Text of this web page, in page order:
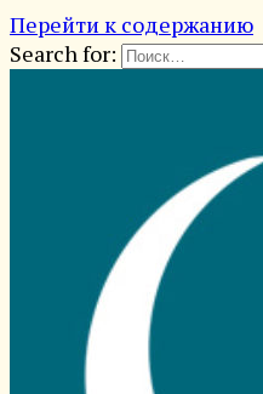
Перейти к содержанию
Search for: